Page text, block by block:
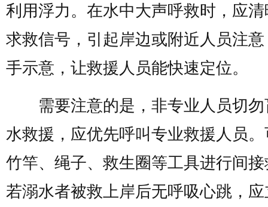
利用浮力。在水中大声呼救时，应
求救信号，引起岸边或附近人员注
手示意，让救援人员能快速定位。
需要注意的是，非专业人员切勿
水救援，应优先呼叫专业救援人员
竹竿、绳子、救生圈等工具进行间
若溺水者被救上岸后无呼吸心跳，